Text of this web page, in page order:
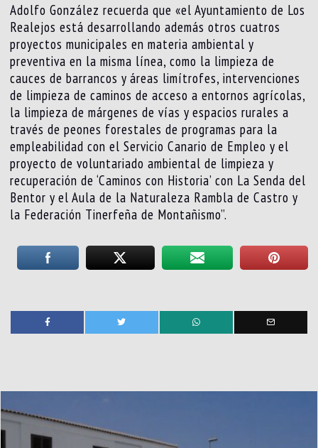
Adolfo González recuerda que «el Ayuntamiento de Los
Realejos está desarrollando además otros cuatros
proyectos municipales en materia ambiental y
preventiva en la misma línea, como la limpieza de
cauces de barrancos y áreas limítrofes, intervenciones
de limpieza de caminos de acceso a entornos agrícolas,
la limpieza de márgenes de vías y espacios rurales a
través de peones forestales de programas para la
empleabilidad con el Servicio Canario de Empleo y el
proyecto de voluntariado ambiental de limpieza y
recuperación de ‘Caminos con Historia’ con La Senda del
Bentor y el Aula de la Naturaleza Rambla de Castro y
la Federación Tinerfeña de Montañismo”.